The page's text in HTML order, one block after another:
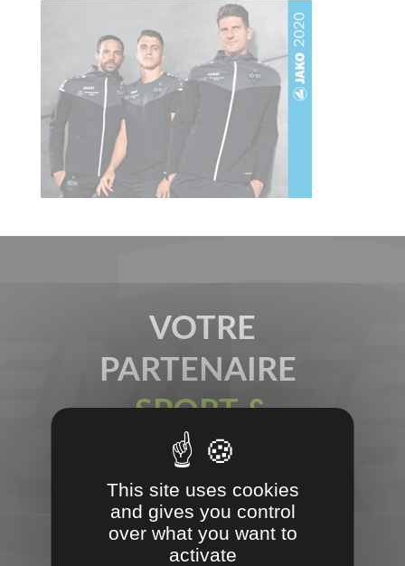
VOTRE
PARTENAIRE
SPORT &
ENTREPRISES
TEMPS 2 SPORT
This site uses cookies
and gives you control
over what you want to
activate